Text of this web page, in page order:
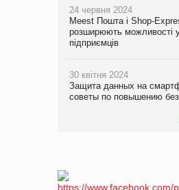
24 червня 2024
Meest Пошта і Shop-
розширюють можливості
підприємців
30 квітня 2024
Защита данных на
советы по повышению